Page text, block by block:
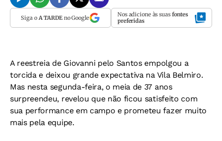
Siga o A TARDEno Google Nos adicione às suas fontes
preferidas
A reestreia de Giovanni pelo Santos empolgou a
torcida e deixou grande expectativa na Vila Belmiro.
Mas nesta segunda-feira, o meia de 37 anos
surpreendeu, revelou que não ficou satisfeito com
sua performance em campo e prometeu fazer muito
mais pela equipe.